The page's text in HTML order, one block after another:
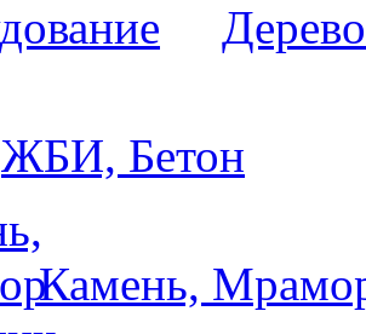
ЖБИ, Бетон
Камень,